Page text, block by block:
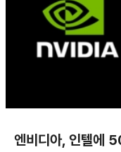
엔비디아, 인텔에